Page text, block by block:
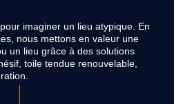
imaginer un lieu atypique. En
nous mettons en valeur une
un lieu grâce à des solutions
toile tendue renouvelable,